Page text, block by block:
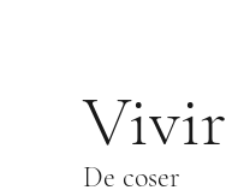
Vivir
De coser